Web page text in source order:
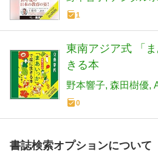
1
東南アジア式 「
きる本
野本響子 森田樹優
0
書誌検索オプションについて